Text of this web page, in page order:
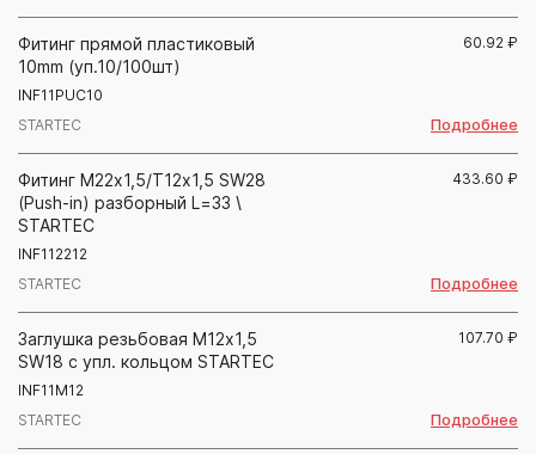
Фитинг прямой пластиковый
10mm (уп.10/100шт)
INF11PUC10
STARTEC
60.92 ₽
Подробнее
Фитинг М22х1,5/Т12х1,5 SW28
(Push-in) разборный L=33 \
STARTEC
INF112212
STARTEC
433.60 ₽
Подробнее
Заглушка резьбовая М12х1,5
SW18 с упл. кольцом STARTEC
INF11M12
STARTEC
107.70 ₽
Подробнее